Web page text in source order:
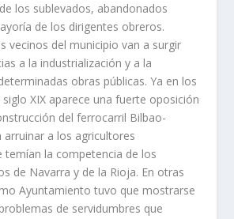
los sublevados, abandonados
de los dirigentes obreros.
vecinos del municipio van a surgir
a la industrialización y a la
obras públicas. Ya en los
XIX aparece una fuerte oposición
del ferrocarril Bilbao-
arruinar a los agricultores
temían la competencia de los
de Navarra y de la Rioja. En otras
Ayuntamiento tuvo que mostrarse
de servidumbres que